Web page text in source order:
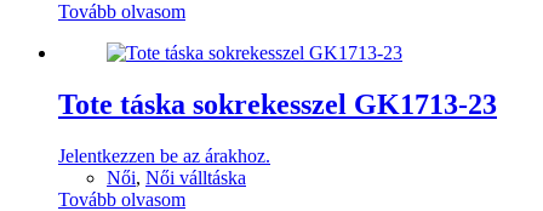
Tovább olvasom
Tote táska sokrekesszel GK1713-23
Jelentkezzen be az árakhoz.
Női, Női válltáska
Tovább olvasom